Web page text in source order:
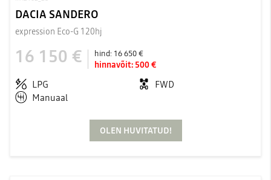
DACIA SANDERO
expression Eco-G 120hj
16 150 € hind: 16 650 €
hinnavõit: 500 €
LPG
FWD
Manuaal
OLEN HUVITATUD!